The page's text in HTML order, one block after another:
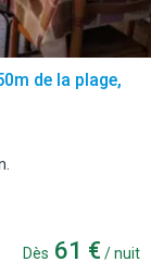
de la plage,
Dès 61 € / nuit